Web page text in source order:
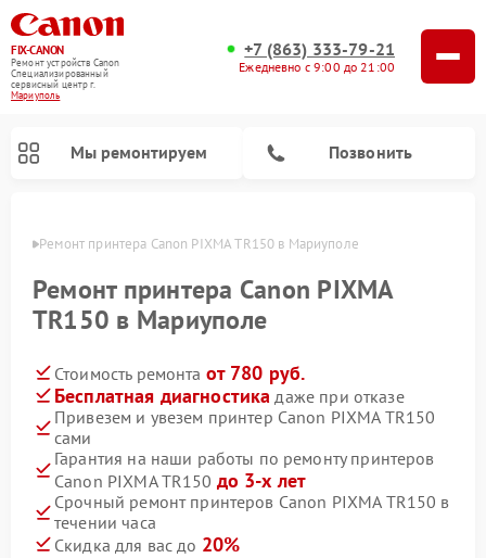
FIX-CANON
Ремонт устройств Canon
Специализированный
cервисный центр г.
Мариуполь
+7 (863) 333-79-21
Ежедневно с 9:00 до 21:00
Мы ремонтируем Позвонить
Ремонт принтера Canon PIXMA TR150 в Мариуполе
Ремонт принтера Canon PIXMA
TR150 в Мариуполе
Стоимость ремонта от 780 руб.
Бесплатная диагностика даже при отказе
Привезем и увезем принтер Canon PIXMA TR150
сами
Гарантия на наши работы по ремонту принтеров
Canon PIXMA TR150 до 3-х лет
Срочный ремонт принтеров Canon PIXMA TR150 в
течении часа
Скидка для вас до 20%